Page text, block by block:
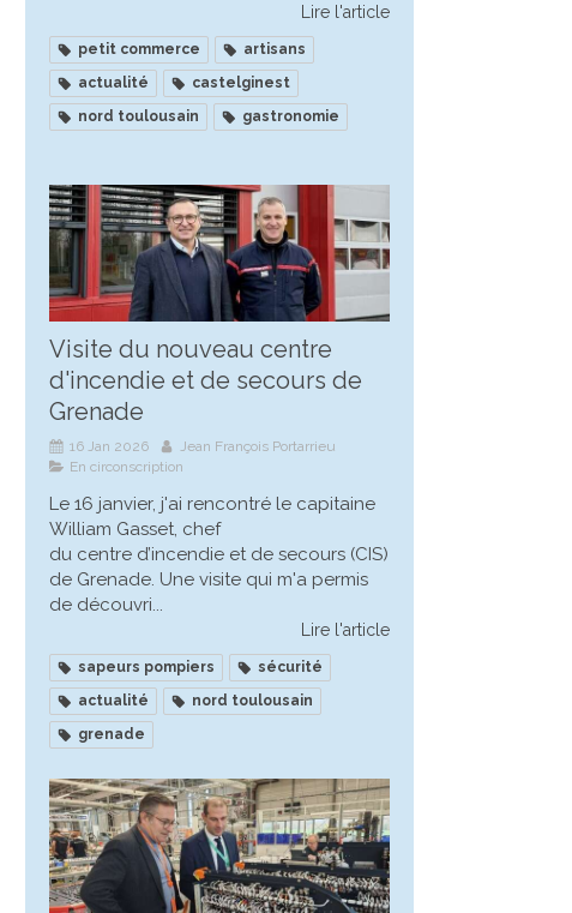
Lire l'article
petit commerce
artisans
actualité
castelginest
nord toulousain
gastronomie
Visite du nouveau centre
d'incendie et de secours de
Grenade
16 Jan 2026
Jean François Portarrieu
En circonscription
Le 16 janvier, j'ai rencontré le capitaine
William Gasset, chef
du centre d’incendie et de secours (CIS)
de Grenade. Une visite qui m'a permis
de découvri...
Lire l'article
sapeurs pompiers
sécurité
actualité
nord toulousain
grenade